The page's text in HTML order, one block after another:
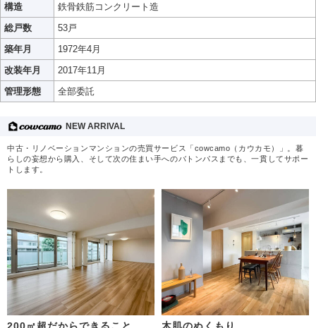
構造
鉄骨鉄筋コンクリート造
総戸数
53戸
築年月
1972年4月
改装年月
2017年11月
管理形態
全部委託
NEW ARRIVAL
中古・リノベーションマンションの売買サービス「cowcamo（カウカモ）」。暮
らしの妄想から購入、そして次の住まい手へのバトンパスまでも、一貫してサポー
トします。